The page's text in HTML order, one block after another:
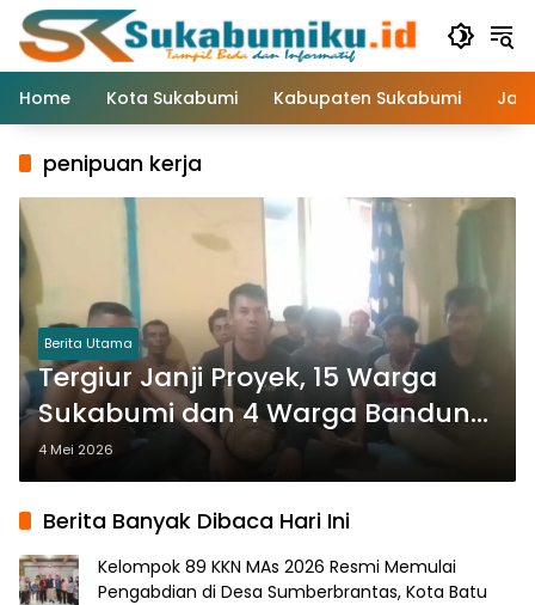
Langsung
konten
Home
Kota Sukabumi Kabupaten Sukabumi
penipuan kerja
Berita Utama
Tergiur Janji Proyek, 15 Warga
Sukabumi dan 4 Warga Bandung
Terlantar di Sulawesi
4 Mei 2026
Berita Banyak Dibaca Hari Ini
Kelompok 89 KKN MAs 2026 Resmi Memulai
Pengabdian di Desa Sumberbrantas, Kota Batu